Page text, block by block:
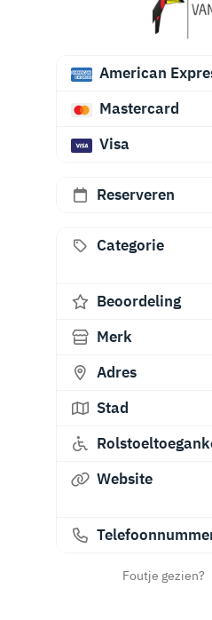
American
Mastercard
Visa
Reserveren
Categorie
Beoordeling
Merk
Adres
Stad
Website
Foutje gezien?